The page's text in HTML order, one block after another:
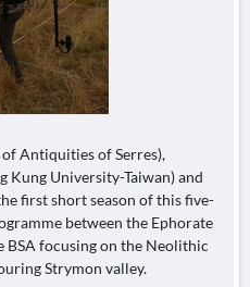
Antiquities of Serres),
Kung University-Taiwan) and
first short season of this five-
between the Ephorate
focusing on the Neolithic
Strymon valley.